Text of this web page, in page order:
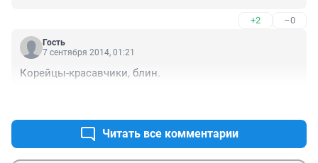
+2 –0
Гость
7 сентября 2014, 01:21
Корейцы-красавчики, блин.
Читать все комментарии